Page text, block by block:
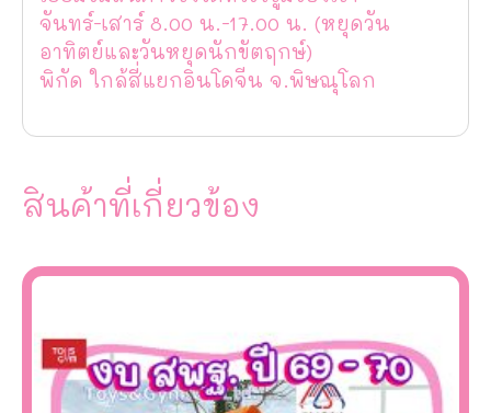
จันทร์-เสาร์ 8.00 น.-17.00 น. (หยุดวัน
อาทิตย์และวันหยุดนักขัตฤกษ์)
พิกัด ใกล้สี่แยกอินโดจีน จ.พิษณุโลก
สินค้าที่เกี่ยวข้อง